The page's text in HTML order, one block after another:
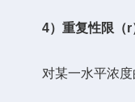
4） 重复性限（r
对某一水平浓度的